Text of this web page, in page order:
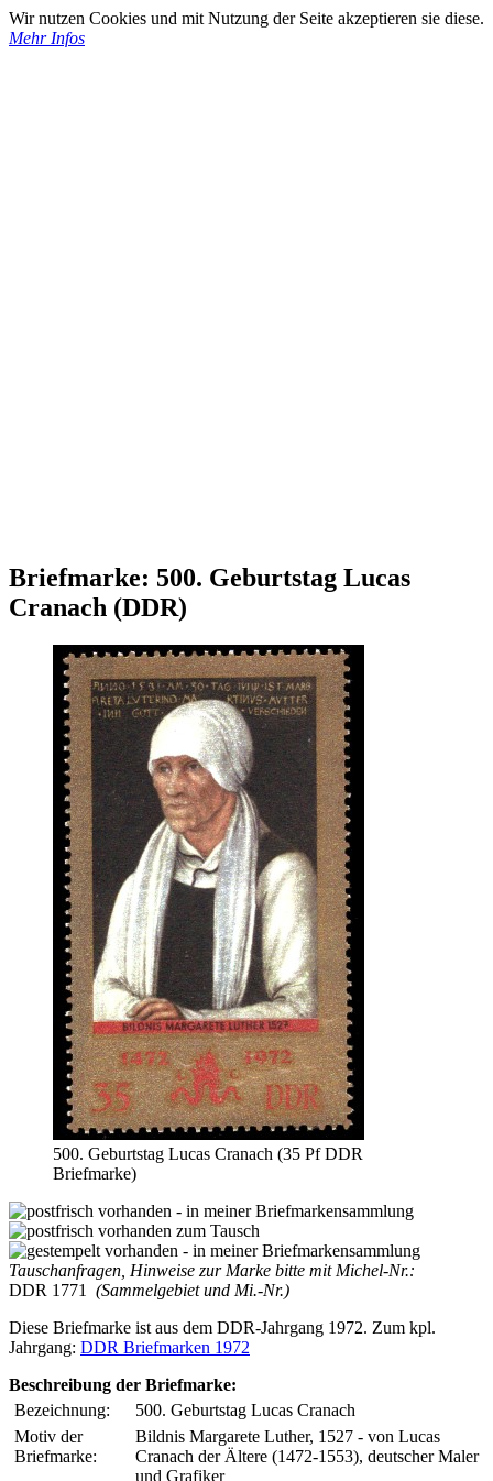
Wir nutzen Cookies und mit Nutzung der Seite akzeptieren sie diese.
Mehr Infos
Briefmarke: 500. Geburtstag Lucas
Cranach (DDR)
500. Geburtstag Lucas Cranach (35 Pf DDR
Briefmarke)
Tauschanfragen, Hinweise zur Marke bitte mit Michel-Nr.:
DDR 1771
(Sammelgebiet und Mi.-Nr.)
Diese Briefmarke ist aus dem DDR-Jahrgang 1972. Zum kpl.
Jahrgang: DDR Briefmarken 1972
Beschreibung der Briefmarke:
Bezeichnung:
500. Geburtstag Lucas Cranach
Motiv der
Briefmarke:
Bildnis Margarete Luther, 1527 - von Lucas
Cranach der Ältere (1472-1553), deutscher Maler
und Grafiker